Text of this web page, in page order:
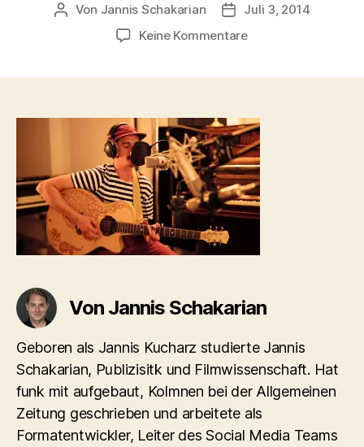
Beitragsautor
Von Jannis Schakarian
Juli 3, 2014
Keine Kommentarezu
Candy
Von Jannis Schakarian
Geboren als Jannis Kucharz studierte Jannis
Schakarian, Publizisitk und Filmwissenschaft. Hat
funk mit aufgebaut, Kolmnen bei der Allgemeinen
Zeitung geschrieben und arbeitete als
Formatentwickler, Leiter des Social Media Teams